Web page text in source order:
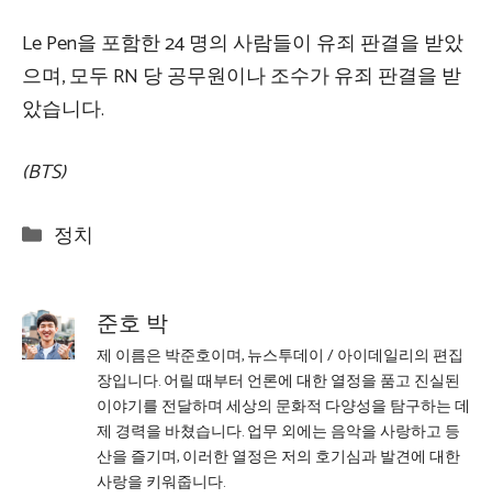
Le Pen을 포함한 24 명의 사람들이 유죄 판결을 받았
으며, 모두 RN 당 공무원이나 조수가 유죄 판결을 받
았습니다.
(BTS)
Categories
정치
준호 박
제 이름은 박준호이며, 뉴스투데이 / 아이데일리의 편집
장입니다. 어릴 때부터 언론에 대한 열정을 품고 진실된
이야기를 전달하며 세상의 문화적 다양성을 탐구하는 데
제 경력을 바쳤습니다. 업무 외에는 음악을 사랑하고 등
산을 즐기며, 이러한 열정은 저의 호기심과 발견에 대한
사랑을 키워줍니다.